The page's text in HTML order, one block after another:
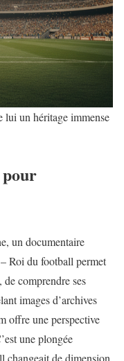
lui un héritage immense
un documentaire
Roi du football permet
de comprendre ses
images d’archives
offre une perspective
une plongée
changeait de dimension,